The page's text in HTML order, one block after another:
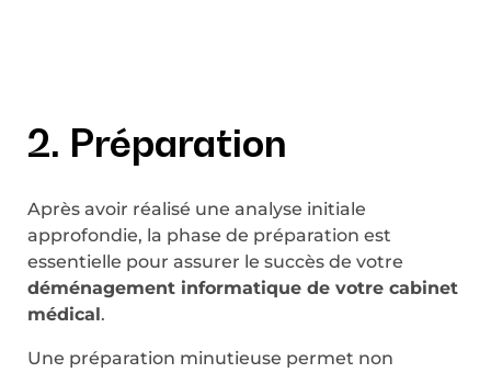
2. Préparation
Après avoir réalisé une analyse initiale
approfondie, la phase de préparation est
essentielle pour assurer le succès de votre
déménagement informatique de votre cabinet
médical .
Une préparation minutieuse permet non